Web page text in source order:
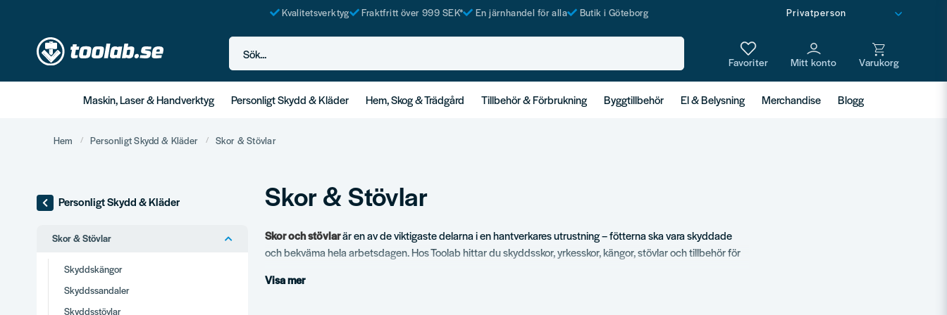
Kvalitetsverktyg Fraktfritt över 999 SEK* En järnhandel för alla Butik i Göteborg
Sök...
Maskin, Laser & Handverktyg Personligt Skydd & Kläder Hem, Skog & Trädgård Tillbehör & Förbrukning Byggtillbehör El & Belysning Merchandise Blogg
Hem Personligt Skydd & Kläder Skor & Stövlar
Personligt Skydd & Kläder
Skor & Stövlar
Skyddskängor
Skyddssandaler
Skyddsstövlar
Skor & Stövlar
Skor och stövlarär en av de viktigaste delarna i en hantverkares utrustning – fötterna ska vara skyddade
och bekväma hela arbetsdagen. Hos Toolab hittar du skyddsskor, yrkesskor, kängor, stövlar och tillbehör för
arbetspass.
Visa mer